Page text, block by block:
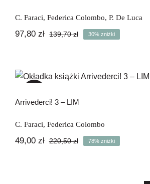
C. Faraci, Federica Colombo, P. De Luca
139,70złPierwotna
97,80 zł
Aktualna
30% zniżki
Arrivederci! 3 – LIM
Arrivederci! 3 – LIM
C. Faraci, Federica Colombo
220,50złPierwotna
49,00 zł
Aktualna
78% zniżki